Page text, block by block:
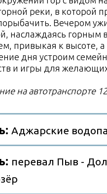
номера в
доме
вещей с